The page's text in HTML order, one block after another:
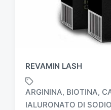
REVAMIN LASH
T
ARGININA, BIOTINA,
IALURONATO DI SODIO